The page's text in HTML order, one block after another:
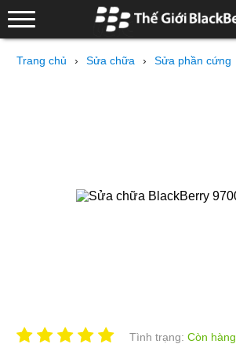
Trang chủ › Sửa chữa › Sửa phần cứng
Tình trạng:Còn hàng